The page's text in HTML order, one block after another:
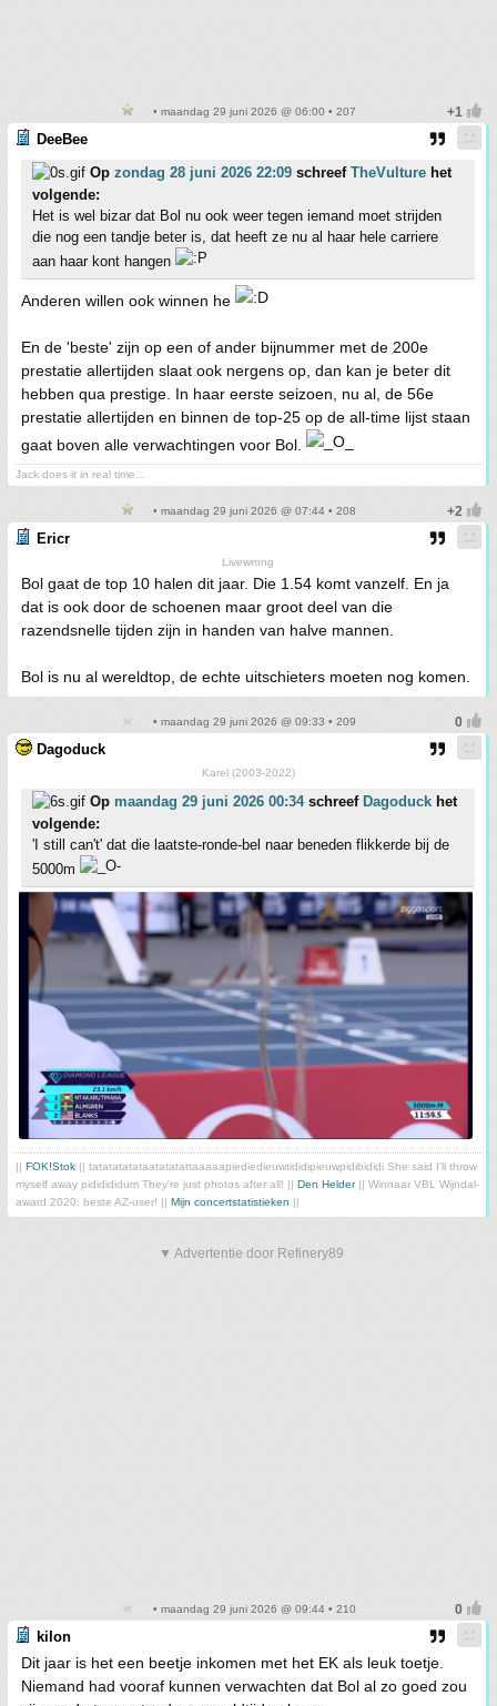
• maandag 29 juni 2026 @ 06:00 • 207
DeeBee
Op zondag 28 juni 2026 22:09 schreef TheVulture het
volgende:
Het is wel bizar dat Bol nu ook weer tegen iemand moet strijden
die nog een tandje beter is, dat heeft ze nu al haar hele carriere
aan haar kont hangen
Anderen willen ook winnen he
En de 'beste' zijn op een of ander bijnummer met de 200e
prestatie allertijden slaat ook nergens op, dan kan je beter dit
hebben qua prestige. In haar eerste seizoen, nu al, de 56e
prestatie allertijden en binnen de top-25 op de all-time lijst staan
gaat boven alle verwachtingen voor Bol.
Jack does it in real time...
• maandag 29 juni 2026 @ 07:44 • 208
Ericr
Livewrong
Bol gaat de top 10 halen dit jaar. Die 1.54 komt vanzelf. En ja
dat is ook door de schoenen maar groot deel van die
razendsnelle tijden zijn in handen van halve mannen.
Bol is nu al wereldtop, de echte uitschieters moeten nog komen.
• maandag 29 juni 2026 @ 09:33 • 209
Dagoduck
Karel (2003-2022)
Op maandag 29 juni 2026 00:34schreef Dagoduck het
volgende:
'I still can't' dat die laatste-ronde-bel naar beneden flikkerde bij de
5000m
|| FOK!Stok || tatatatatataatatatattaaaaapiediedieuwtididipieuwpidibididi She said I'll throw
myself away pididididum They're just photos after all! || Den Helder|| Winnaar VBL Wijndal-
award 2020: beste AZ-user! || Mijn concertstatistieken ||
▼ Advertentie door Refinery89
• maandag 29 juni 2026 @ 09:44 • 210
kilon
Dit jaar is het een beetje inkomen met het EK als leuk toetje.
Niemand had vooraf kunnen verwachten dat Bol al zo goed zou